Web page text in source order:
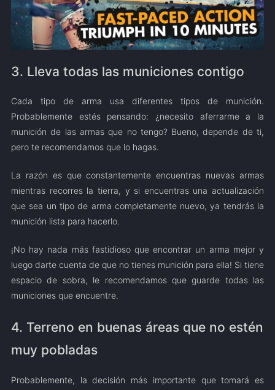
3. Lleva todas las municiones contigo
Cada tipo de arma usa diferentes tipos de munición.
Probablemente estés pensando: ¿necesito aferrarme a la
munición de las armas que no tengo? Bueno, depende de ti,
pero te recomendamos que lo hagas.
La razón es que constantemente encuentras nuevas armas
mientras recorres la tierra, y si encuentras una actualización
que sea un tipo de arma completamente nuevo, ya tendrás la
munición lista para hacerlo.
¡No hay nada más fastidioso que encontrar un arma mejor y
luego darte cuenta de que no tienes munición para ella! Si tiene
espacio de sobra, le recomendamos que guarde todas las
municiones que encuentre.
4. Terreno en buenas áreas que no estén
muy pobladas
Probablemente, la decisión más importante que tomará es